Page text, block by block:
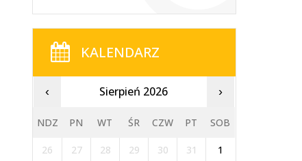
KALENDARZ
‹ Sierpień 2026 ›
NDZ PN WT ŚR CZW PT SOB
26 27 28 29 30 31
1